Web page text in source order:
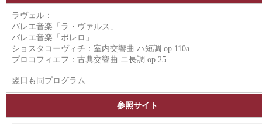
ラヴェル：
バレエ音楽「ラ・ヴァルス」
バレエ音楽「ボレロ」
ショスタコーヴィチ：室内交響曲 ハ短調 op.110a
プロコフィエフ：古典交響曲 ニ長調 op.25
翌日も同プログラム
参照サイト